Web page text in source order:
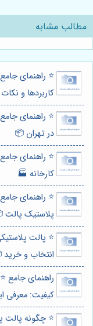
مطالب مشابه
⭐️ راهنمای
کاربردها و
⭐️ راهنمای
در تهران 📦
⭐️ راهنمای
کارخانه 🏭
⭐️ راهنمای
پلاستیک پالت
⭐️ پالت
انتخاب و خرید
راهنمای جامع
کیفیت: معرفی
⭐️ چگونه پالت